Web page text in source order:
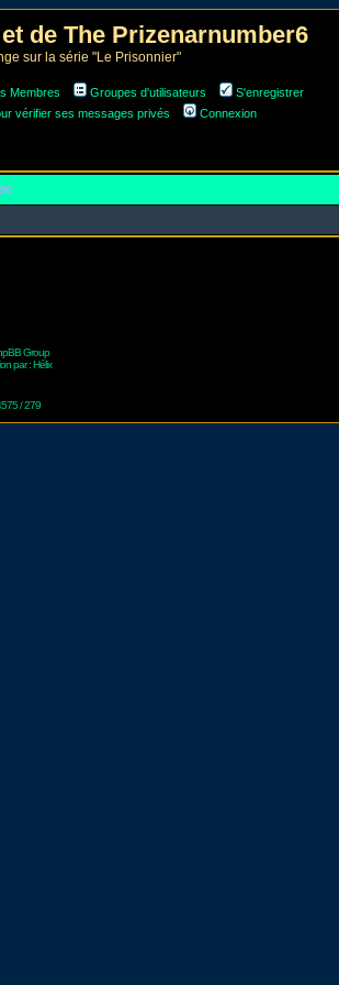
de The Prizenarnumber6
sur la série "Le Prisonnier"
Membres Groupes d'utilisateurs
S'enregistrer
vérifier ses messages privés Connexion
Group
par :Hélix
/ 279